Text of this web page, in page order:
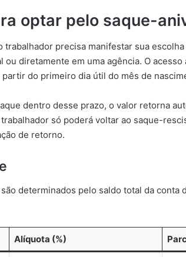
optar pelo saque-
precisa manifestar sua
ou diretamente em uma agência. O
do primeiro dia útil do mês de
dentro desse prazo, o valor retorna
só poderá voltar ao saque-
de retorno.
determinados pelo saldo total da conta
Alíquota (%)